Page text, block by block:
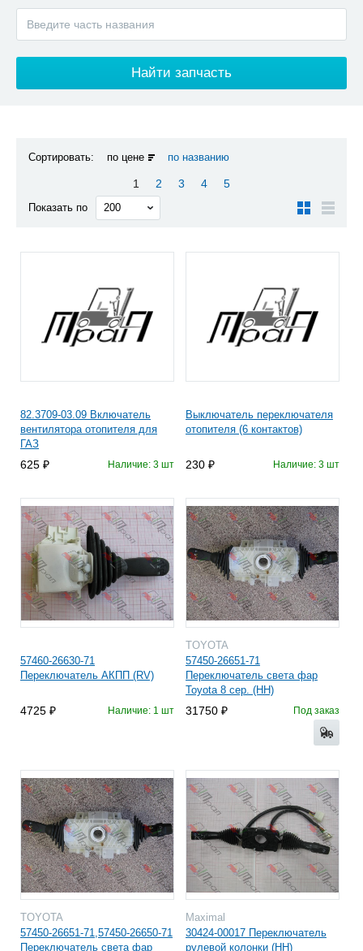
Сортировать: по цене по названию
1 2 3 4 5
Показать по
82.3709-03.09 Включатель
вентилятора отопителя для
ГАЗ
625 Наличие: 3 шт
Выключатель переключателя
отопителя (6 контактов)
230 Наличие: 3 шт
57460-26630-71
Переключатель АКПП (RV)
4725 Наличие: 1 шт
TOYOTA
57450-26651-71
Переключатель света фар
Toyota 8 сер. (HH)
31750 Под заказ
TOYOTA
57450-26651-71,57450-26650-71
Переключатель света фар
Maximal
30424-00017 Переключатель
рулевой колонки (HH)